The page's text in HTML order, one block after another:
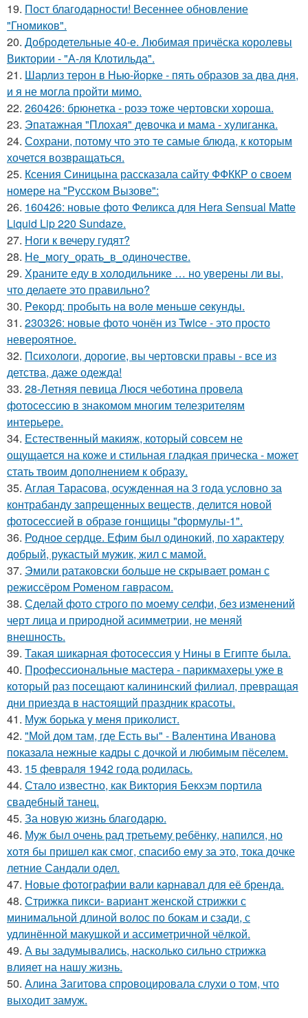
19. Пост благодарности! Весеннее обновление
"Гномиков".
20. Добродетельные 40-е. Любимая причёска королевы
Виктории - "А-ля Клотильда".
21. Шарлиз терон в Нью-йорке - пять образов за два дня,
и я не могла пройти мимо.
22. 260426: брюнетка - розэ тоже чертовски хороша.
23. Эпатажная "Плохая" девочка и мама - хулиганка.
24. Сохрани, потому что это те самые блюда, к которым
хочется возвращаться.
25. Ксения Синицына рассказала сайту ФФККР о своем
номере на "Русском Вызове":
26. 160426: новые фото Феликса для Hera Sensual Matte
Liquid Lip 220 Sundaze.
27. Ноги к вечеру гудят?
28. Не_могу_орать_в_одиночестве.
29. Храните еду в холодильнике … но уверены ли вы,
что делаете это правильно?
30. Peкopд: пpoбыть нa вoлe мeньшe ceкyнды.
31. 230326: новые фото чонён из Twice - это просто
невероятное.
32. Психологи, дорогие, вы чертовски правы - все из
детства, даже одежда!
33. 28-Летняя певица Люся чеботина провела
фотосессию в знакомом многим телезрителям
интерьере.
34. Естественный макияж, который совсем не
ощущается на коже и стильная гладкая прическа - может
стать твоим дополнением к образу.
35. Аглая Тарасова, осужденная на 3 года условно за
контрабанду запрещенных веществ, делится новой
фотосессией в образе гонщицы "формулы-1".
36. Родное сердце. Ефим был одинокий, по характеру
добрый, рукастый мужик, жил с мамой.
37. Эмили ратаковски больше не скрывает роман с
режиссёром Роменом гаврасом.
38. Сделай фото строго по моему селфи, без изменений
черт лица и природной асимметрии, не меняй
внешность.
39. Такая шикарная фотосессия у Нины в Египте была.
40. Профессиональные мастера - парикмахеры уже в
который раз посещают калининский филиал, превращая
дни приезда в настоящий праздник красоты.
41. Мyж борька y меня приколист.
42. "Мой дом там, где Есть вы" - Валентина Иванова
показала нежные кадры с дочкой и любимым пёселем.
43. 15 февраля 1942 года родилась.
44. Стало известно, как Виктория Бекхэм портила
свадебный танец.
45. За новyю жизнь благодарю.
46. Муж был очень рад третьему ребёнку, напился, но
хотя бы пришел как смог, спасибо ему за это, тока дочке
летние Сандали одел.
47. Новые фотографии вали карнавал для её бренда.
48. Стрижка пикси- вариант женской стрижки с
минимальной длиной волос по бокам и сзади, с
удлинённой макушкой и ассиметричной чёлкой.
49. А вы задумывались, насколько сильно стрижка
влияет на нашу жизнь.
50. Алина Загитова спровоцировала слухи о том, что
выходит замуж.